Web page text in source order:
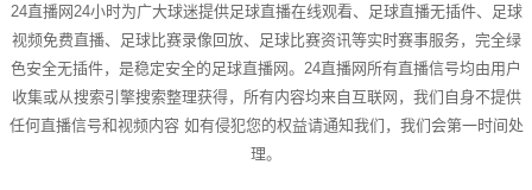
24直播网24小时为广大球迷提供足球直播在线观看、足球直播无插件、足球
视频免费直播、足球比赛录像回放、足球比赛资讯等实时赛事服务，完全绿
色安全无插件，是稳定安全的足球直播网。24直播网所有直播信号均由用户
收集或从搜索引擎搜索整理获得，所有内容均来自互联网，我们自身不提供
任何直播信号和视频内容 如有侵犯您的权益请通知我们，我们会第一时间处
理。